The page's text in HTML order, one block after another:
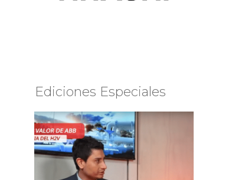
Ediciones Especiales